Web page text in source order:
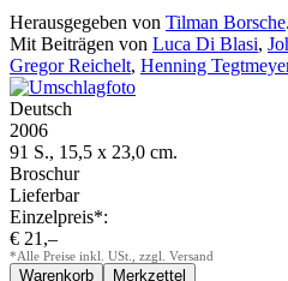
Herausgegeben von Tilman Borsche.
Mit Beiträgen von Luca Di Blasi,
Gregor Reichelt, Henning
Deutsch
2006
91 S., 15,5 x 23,0 cm.
Broschur
Lieferbar
Einzelpreis*:
€ 21,–
*Alle Preise inkl. USt., zzgl. Versand